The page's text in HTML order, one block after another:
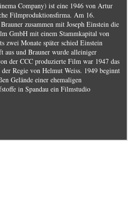
Company) ist eine 1946 von Artur
Filmproduktionsfirma. Am 16.
zusammen mit Joseph Einstein die
GmbH mit einem Stammkapital von
zwei Monate später schied Einstein
aus und Brauner wurde alleiniger
der CCC produzierte Film war 1947 das
Regie von Helmut Weiss. 1949 beginnt
Gelände einer ehemaligen
in Spandau ein Filmstudio